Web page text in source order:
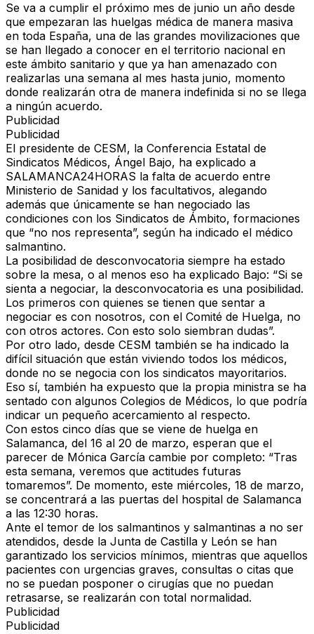
Se va a cumplir el próximo mes de junio un año desde
que empezaran las huelgas médica de manera masiva
en toda España, una de las grandes movilizaciones que
se han llegado a conocer en el territorio nacional en
este ámbito sanitario y que ya han amenazado con
realizarlas una semana al mes hasta junio, momento
donde realizarán otra de manera indefinida si no se llega
a ningún acuerdo.
Publicidad
Publicidad
El presidente de CESM, la Conferencia Estatal de
Sindicatos Médicos, Ángel Bajo, ha explicado a
SALAMANCA24HORAS la falta de acuerdo entre
Ministerio de Sanidad y los facultativos, alegando
además que únicamente se han negociado las
condiciones con los Sindicatos de Ámbito, formaciones
que “no nos representa”, según ha indicado el médico
salmantino.
La posibilidad de desconvocatoria siempre ha estado
sobre la mesa, o al menos eso ha explicado Bajo: “Si se
sienta a negociar, la desconvocatoria es una posibilidad.
Los primeros con quienes se tienen que sentar a
negociar es con nosotros, con el Comité de Huelga, no
con otros actores. Con esto solo siembran dudas”.
Por otro lado, desde CESM también se ha indicado la
difícil situación que están viviendo todos los médicos,
donde no se negocia con los sindicatos mayoritarios.
Eso sí, también ha expuesto que la propia ministra se ha
sentado con algunos Colegios de Médicos, lo que podría
indicar un pequeño acercamiento al respecto.
Con estos cinco días que se viene de huelga en
Salamanca, del 16 al 20 de marzo, esperan que el
parecer de Mónica García cambie por completo: “Tras
esta semana, veremos que actitudes futuras
tomaremos”. De momento, este miércoles, 18 de marzo,
se concentrará a las puertas del hospital de Salamanca
a las 12:30 horas.
Ante el temor de los salmantinos y salmantinas a no ser
atendidos, desde la Junta de Castilla y León se han
garantizado los servicios mínimos, mientras que aquellos
pacientes con urgencias graves, consultas o citas que
no se puedan posponer o cirugías que no puedan
retrasarse, se realizarán con total normalidad.
Publicidad
Publicidad